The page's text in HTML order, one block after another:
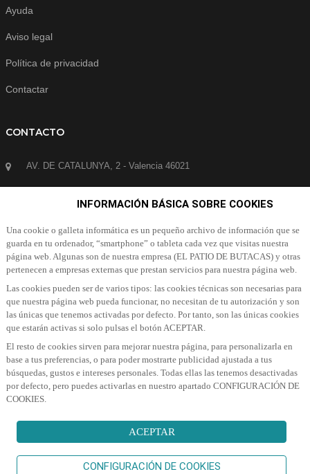
Ayuda
Aviso legal
Política de privacidad
Contactar
CONTACTO
AV. DE CATALUNYA, 2 - Valencia 46021
653 518 640
SUSCRÍBETE A NUESTRA NEWSLETTER
Suscribete a nuestra Newsletter para recibir las últimas noticias y ofertas
SUSCRIBIR A NEWSLETTER
INFORMACIÓN BÁSICA SOBRE COOKIES
Una cookie o galleta informática es un pequeño archivo de información que se
guarda en tu ordenador, “smartphone” o tableta cada vez que visitas nuestra
página web. Algunas son de nuestra empresa (EL PATIO DE BUTACAS) y otras
pertenecen a empresas externas que prestan servicios para nuestra página web.
Las cookies pueden ser de varios tipos: las cookies técnicas son necesarias para
que nuestra página web pueda funcionar, no necesitan de tu autorización y son
las únicas que tenemos activadas por defecto. Por tanto, son las únicas cookies
que estarán activas si solo pulsas el botón ACEPTAR.
El resto de cookies sirven para mejorar nuestra página, para personalizarla en
base a tus preferencias, o para poder mostrarte publicidad ajustada a tus
búsquedas, gustos e intereses personales. Todas ellas las tenemos desactivadas
por defecto, pero puedes activarlas en nuestro apartado CONFIGURACIÓN DE
COOKIES.
ACEPTAR
CONFIGURACIÓN DE COOKIES